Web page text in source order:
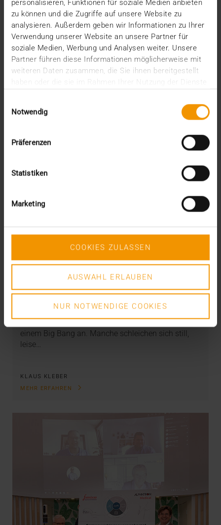
personalisieren, Funktionen für soziale Medien anbieten
zu können und die Zugriffe auf unsere Website zu
analysieren. Außerdem geben wir Informationen zu Ihrer
Verwendung unserer Website an unsere Partner für
soziale Medien, Werbung und Analysen weiter. Unsere
Partner führen diese Informationen möglicherweise mit
weiteren Daten zusammen, die Sie ihnen bereitgestellt
Notwendig
Präferenzen
Statistiken
Marketing
COOKIES ZULASSEN
AUSWAHL ERLAUBEN
NUR NOTWENDIGE COOKIES
VISUS HEALTH IT
MEHR ERFAHREN
Das große Vernetzen
07.01.2021
Nicht alle großen Vorhaben kündigen sich mit
einem Big Bang an. Manche schleichen sich still,
leise…
KLAUS KLEBER
MEHR ERFAHREN